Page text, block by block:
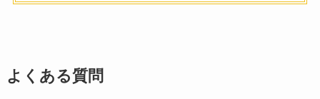
よくある質問